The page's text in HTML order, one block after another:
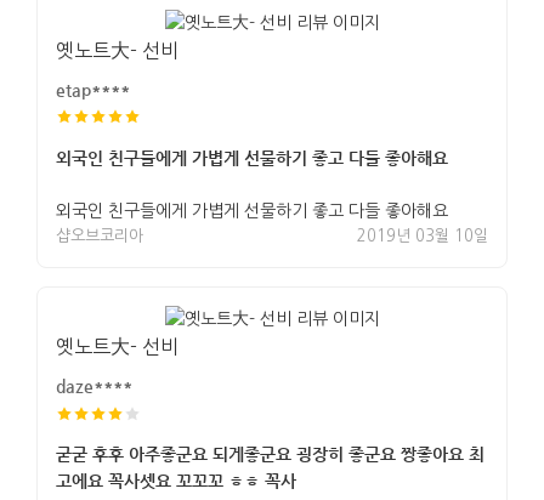
옛노트大- 선비
etap****
외국인 친구들에게 가볍게 선물하기 좋고 다들 좋아해요
외국인 친구들에게 가볍게 선물하기 좋고 다들 좋아해요
샵오브코리아 2019년 03월 10일
옛노트大- 선비
daze****
굳굳 후후 아주좋군요 되게좋군요 굉장히 좋군요 짱좋아요 최
고에요 꼭사셋요 꼬꼬꼬 ㅎㅎ 꼭사